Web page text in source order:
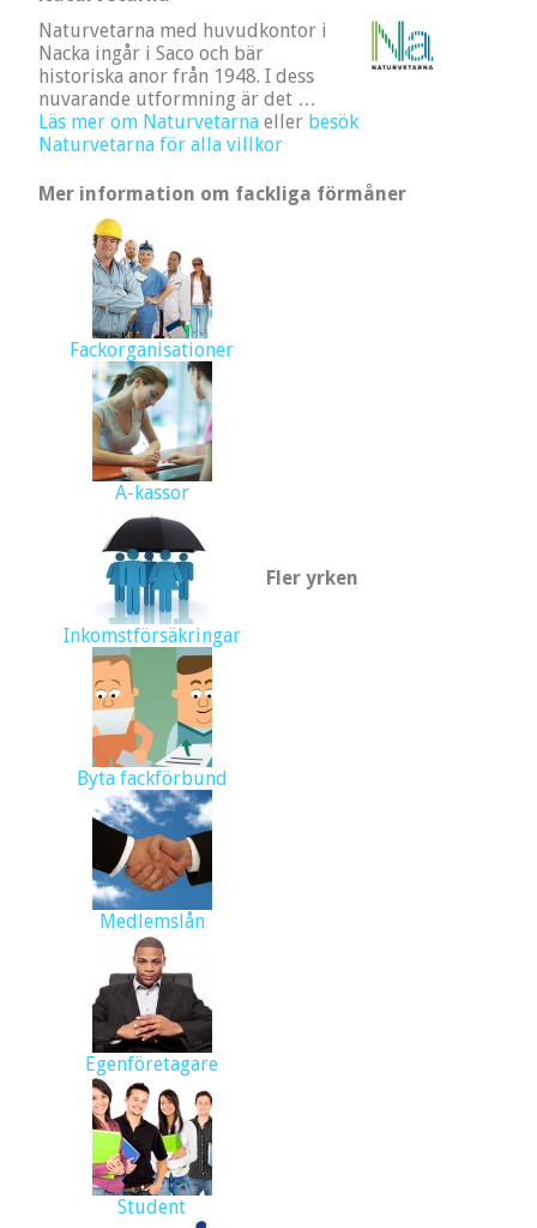
Naturvetarna med huvudkontor i
Nacka ingår i Saco och bär
historiska anor från 1948. I dess
nuvarande utformning är det …
Läs mer om Naturvetarnaeller besök
Naturvetarna för alla villkor
Mer information om fackliga förmåner
Fackorganisationer
A-kassor
Inkomstförsäkringar
Byta fackförbund
Medlemslån
Fler yrken
Egenföretagare
Student